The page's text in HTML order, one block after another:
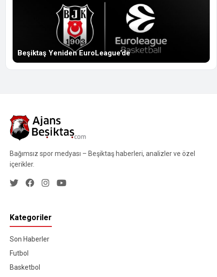
Beşiktaş Yeniden EuroLeague’de
Bağımsız spor medyası – Beşiktaş haberleri, analizler ve özel
içerikler.
Kategoriler
Son Haberler
Futbol
Basketbol